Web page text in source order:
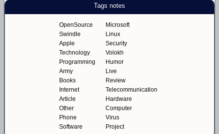
Tags notes
OpenSource
Microsoft
Swindle
Linux
Apple
Security
Technology
Volokh
Programming
Humor
Army
Live
Books
Review
Internet
Telecommunication
Article
Hardware
Other
Computer
Phone
Virus
Software
Project